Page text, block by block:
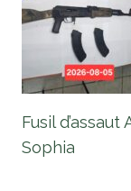
Fusil
Sophia